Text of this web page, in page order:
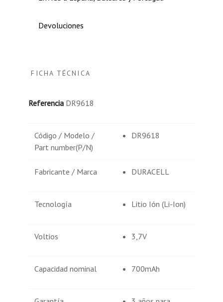
Devoluciones
FICHA TÉCNICA
Referencia DR9618
Código / Modelo /
Part number(P/N)
DR9618
Fabricante / Marca DURACELL
Tecnología Litio Ión (Li-Ion)
Voltios 3,7V
Capacidad nominal 700mAh